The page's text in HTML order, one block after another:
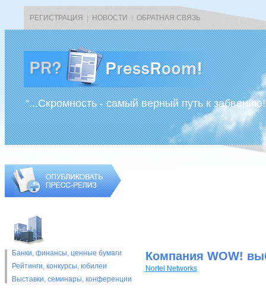
РЕГИСТРАЦИЯ НОВОСТИ ОБРАТНАЯ СВЯЗЬ
“...Скромность - самый верный путь к
Банки, финансы, ценные бумаги
Рейтинги, конкурсы, юбилеи
Выставки, cеминары, конференции
Компания WOW!
Nortel Networks